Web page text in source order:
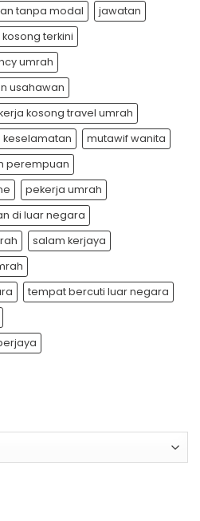
tanpa modal
jawatan
terkini
umrah
usahawan
kosong travel umrah
keselamatan
mutawif wanita
perempuan
pekerja umrah
di luar negara
salam kerjaya
tempat bercuti luar negara